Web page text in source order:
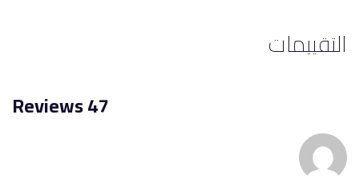
التقييمات
47 Reviews